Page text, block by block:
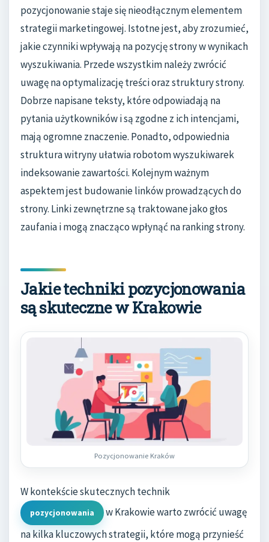
pozycjonowanie staje się nieodłącznym elementem
strategii marketingowej. Istotne jest, aby zrozumieć,
jakie czynniki wpływają na pozycję strony w wynikach
wyszukiwania. Przede wszystkim należy zwrócić
uwagę na optymalizację treści oraz struktury strony.
Dobrze napisane teksty, które odpowiadają na
pytania użytkowników i są zgodne z ich intencjami,
mają ogromne znaczenie. Ponadto, odpowiednia
struktura witryny ułatwia robotom wyszukiwarek
indeksowanie zawartości. Kolejnym ważnym
aspektem jest budowanie linków prowadzących do
strony. Linki zewnętrzne są traktowane jako głos
zaufania i mogą znacząco wpłynąć na ranking strony.
Jakie techniki pozycjonowania
są skuteczne w Krakowie
Pozycjonowanie Kraków
W kontekście skutecznych technik
pozycjonowania
w Krakowie warto zwrócić uwagę
na kilka kluczowych strategii, które mogą przynieść